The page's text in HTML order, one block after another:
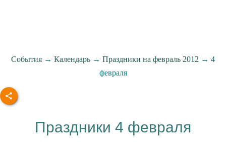
События → Календарь → Праздники на февраль 2012 → 4
февраля
Праздники 4 февраля